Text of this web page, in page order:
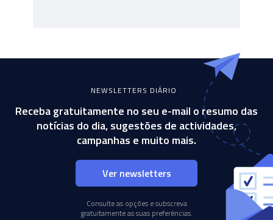
NEWSLETTERS DIÁRIO
Receba gratuitamente no seu e-mail o resumo das
notícias do dia, sugestões de actividades,
campanhas e muito mais.
Ver newsletters
Consulte as opções e subscreva
gratuitamente as suas preferências.